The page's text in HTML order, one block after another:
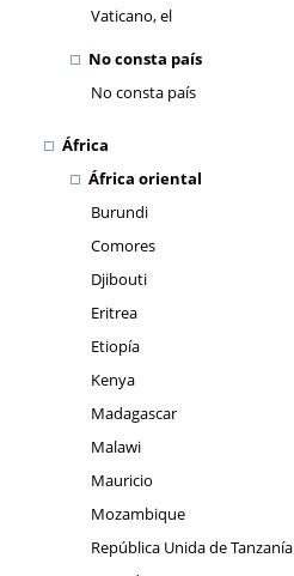
Vaticano, el
No consta país
No consta país
África
África oriental
Burundi
Comores
Djibouti
Eritrea
Etiopía
Kenya
Madagascar
Malawi
Mauricio
Mozambique
República Unida de Tanzanía